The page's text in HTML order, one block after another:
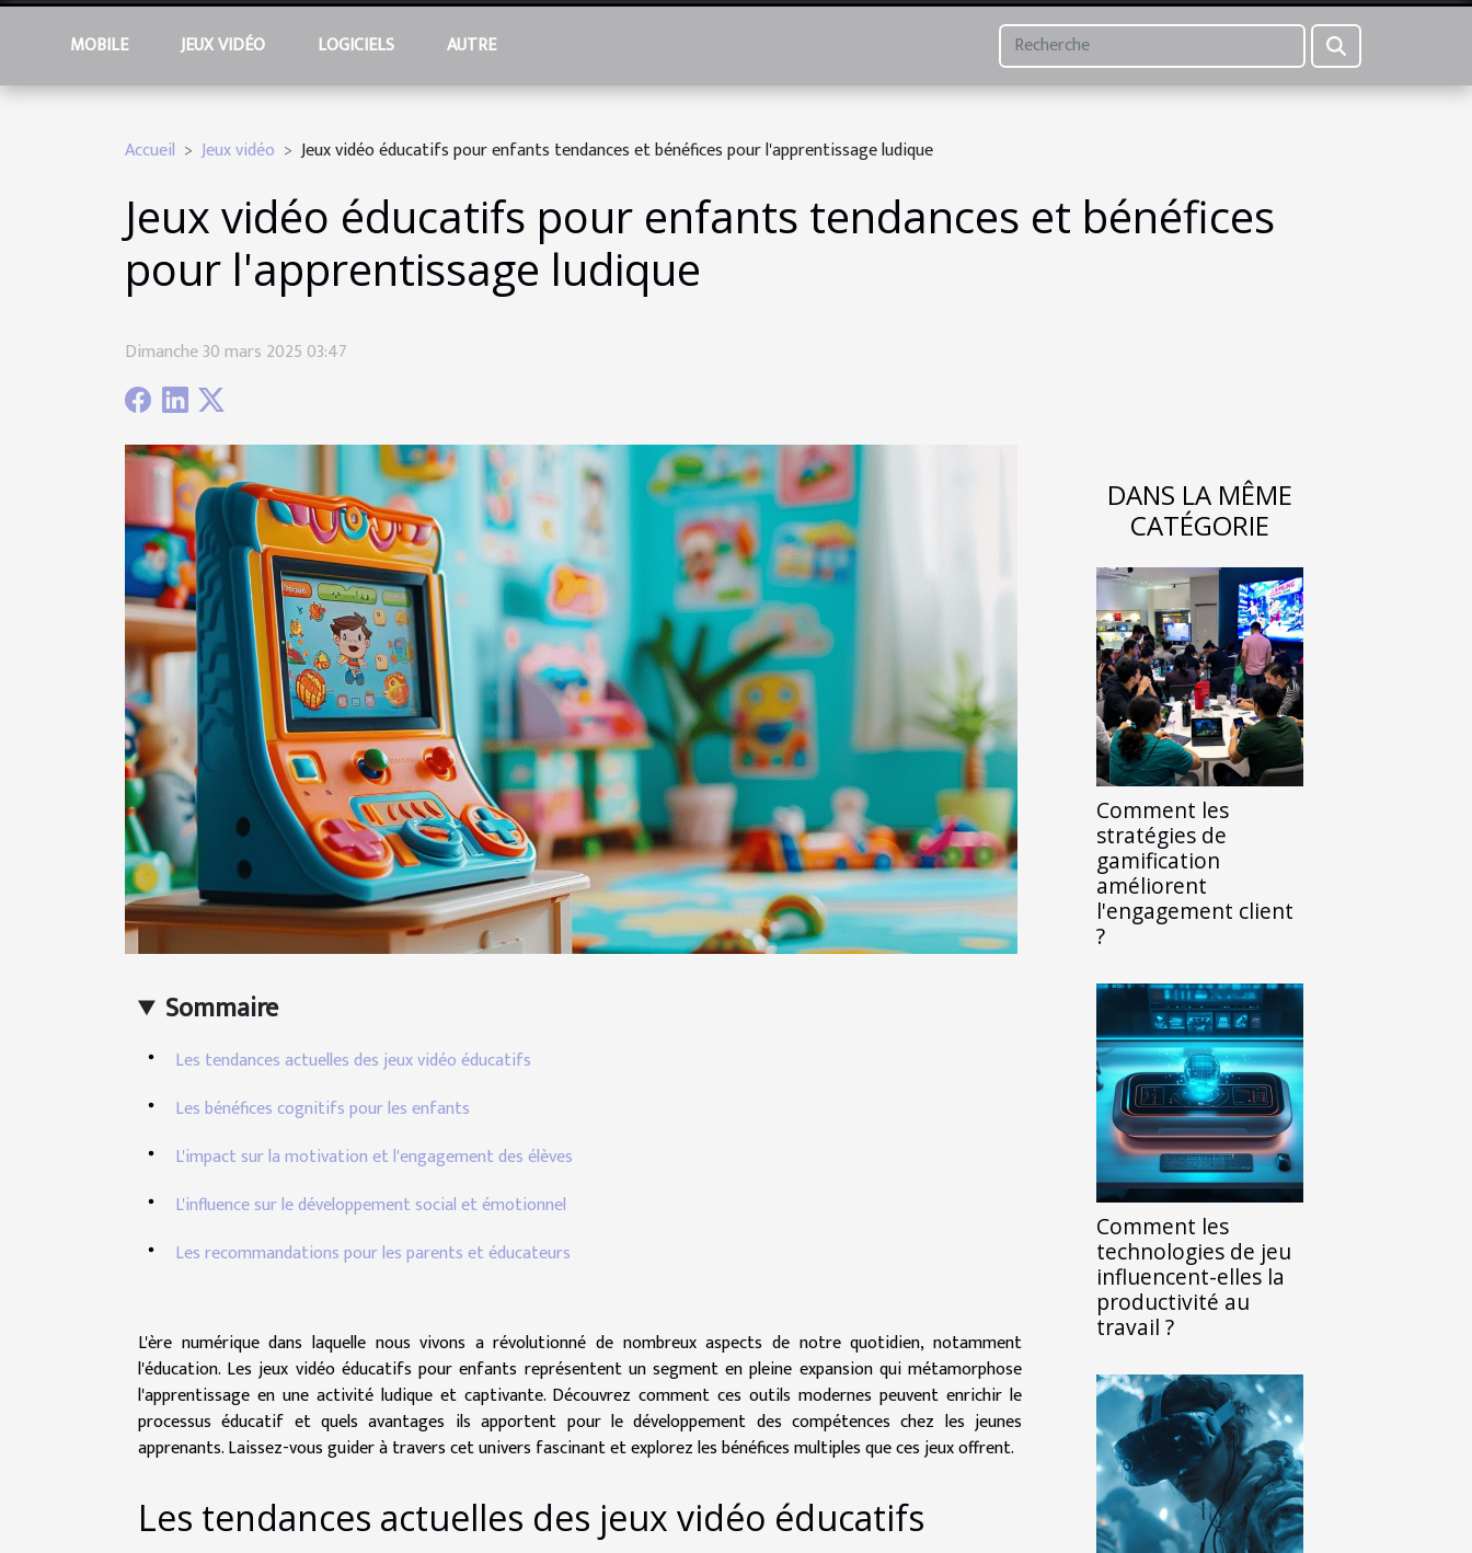
MOBILE JEUX VIDÉO LOGICIELS AUTRE
Accueil Jeux vidéo Jeux vidéo éducatifs pour enfants tendances et bénéfices pour l'apprentissage ludique
Jeux vidéo éducatifs pour enfants tendances et bénéfices
pour l'apprentissage ludique
Dimanche 30 mars 2025 03:47
Sommaire
Les tendances actuelles des jeux vidéo éducatifs
Les bénéfices cognitifs pour les enfants
L'impact sur la motivation et l'engagement des élèves
L'influence sur le développement social et émotionnel
Les recommandations pour les parents et éducateurs
L'ère numérique dans laquelle nous vivons a révolutionné de nombreux aspects de notre quotidien, notamment
l'éducation. Les jeux vidéo éducatifs pour enfants représentent un segment en pleine expansion qui métamorphose
l'apprentissage en une activité ludique et captivante. Découvrez comment ces outils modernes peuvent enrichir le
processus éducatif et quels avantages ils apportent pour le développement des compétences chez les jeunes
apprenants. Laissez-vous guider à travers cet univers fascinant et explorez les bénéfices multiples que ces jeux offrent.
Les tendances actuelles des jeux vidéo éducatifs
DANS LA MÊME
CATÉGORIE
Comment les
stratégies de
gamification
améliorent
l'engagement client
?
Comment les
technologies de jeu
influencent-elles la
productivité au
travail ?